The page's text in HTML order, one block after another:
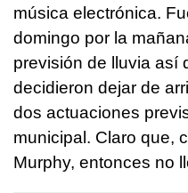
música electrónica.
domingo por la
previsión de lluvia así
decidieron dejar de
dos actuaciones
municipal. Claro que,
Murphy, entonces no